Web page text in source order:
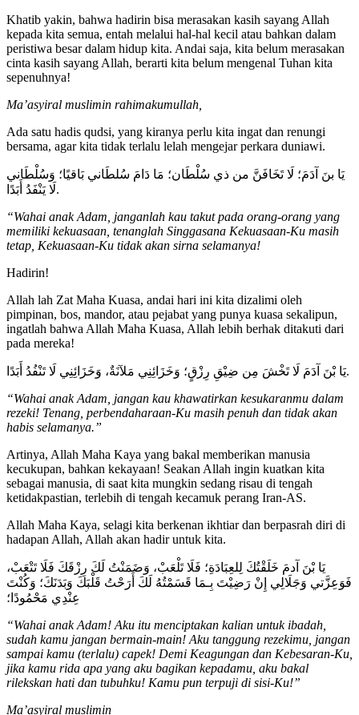
Khatib yakin, bahwa hadirin bisa merasakan kasih sayang Allah
kepada kita semua, entah melalui hal-hal kecil atau bahkan dalam
peristiwa besar dalam hidup kita. Andai saja, kita belum merasakan
cinta kasih sayang Allah, berarti kita belum mengenal Tuhan kita
sepenuhnya!
Ma’asyiral muslimin rahimakumullah,
Ada satu hadis qudsi, yang kiranya perlu kita ingat dan renungi
bersama, agar kita tidak terlalu lelah mengejar perkara duniawi.
يَا بنَ آدَمَ؛ لَا تَخَافَنَّ من ذي سُلْطَان؛ مَا دَامَ سُلطَاني بَاقيًا؛ وَسُلْطَاني
لَا يَنْفَدُ أَبَدًا.
“Wahai anak Adam, janganlah kau takut pada orang-orang yang
memiliki kekuasaan, tenanglah Singgasana Kekuasaan-Ku masih
tetap, Kekuasaan-Ku tidak akan sirna selamanya!
Hadirin!
Allah lah Zat Maha Kuasa, andai hari ini kita dizalimi oleh
pimpinan, bos, mandor, atau pejabat yang punya kuasa sekalipun,
ingatlah bahwa Allah Maha Kuasa, Allah lebih berhak ditakuti dari
pada mereka!
يَا بْنَ آدَمَ لَا تَخْشَ مِن ضِيْقِ رِزْقٍ؛ وَخَزَائِنِي مَلآنَةٌ، وَخَزَائِنِي لَا تَنْفُدُ أَبَدًا.
“Wahai anak Adam, jangan kau khawatirkan kesukaranmu dalam
rezeki! Tenang, perbendaharaan-Ku masih penuh dan tidak akan
habis selamanya.”
Artinya, Allah Maha Kaya yang bakal memberikan manusia
kecukupan, bahkan kekayaan! Seakan Allah ingin kuatkan kita
sebagai manusia, di saat kita mungkin sedang risau di tengah
ketidakpastian, terlebih di tengah kecamuk perang Iran-AS.
Allah Maha Kaya, selagi kita berkenan ikhtiar dan berpasrah diri di
hadapan Allah, Allah akan hadir untuk kita.
يَا بْنَ آدمَ خَلَقْتُكَ لِلعِبَادَةِ؛ فَلَا تَلْعَبْ، وَضَمَنْتُ لَكَ رِزْقَكَ فَلَا تَتْعَبْ،
فَوَعِزَّتي وَجَلَالِي إِنْ رَضِيْتَ بِـمَا قَسَمْتُهُ لَكَ أَرَحْتُ قَلْبَكَ وَبَدَنَكَ؛ وَكُنْتَ
عِنْدِي مَحْمُودًا؛
“Wahai anak Adam! Aku itu menciptakan kalian untuk ibadah,
sudah kamu jangan bermain-main! Aku tanggung rezekimu, jangan
sampai kamu (terlalu) capek! Demi Keagungan dan Kebesaran-Ku,
jika kamu rida apa yang aku bagikan kepadamu, aku bakal
rilekskan hati dan tubuhku! Kamu pun terpuji di sisi-Ku!”
Ma’asyiral muslimin